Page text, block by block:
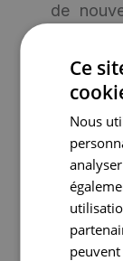
de
votre
aux
Les
à jour
Ce
Nous